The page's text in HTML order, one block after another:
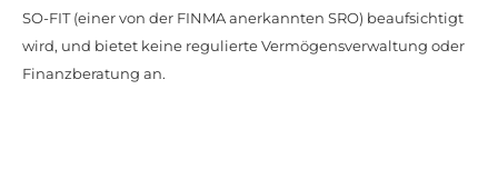
SO-FIT (einer von der FINMA anerkannten SRO) beaufsichtigt
wird, und bietet keine regulierte Vermögensverwaltung oder
Finanzberatung an.